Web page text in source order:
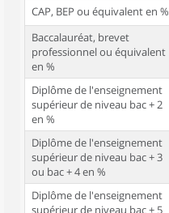
CAP, BEP ou équivalent en %
Baccalauréat, brevet
professionnel ou équivalent
en %
Diplôme de l'enseignement
supérieur de niveau bac + 2
en %
Diplôme de l'enseignement
supérieur de niveau bac + 3
ou bac + 4 en %
Diplôme de l'enseignement
supérieur de niveau bac + 5